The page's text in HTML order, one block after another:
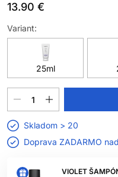
13.90 €
VIOLET
Variant:
25ml
Skladom > 20
Doprava ZADARMO nad